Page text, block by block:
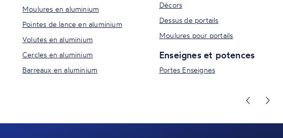
Moulures en aluminium
Pointes de lance en aluminium
Volutes en aluminium
Cercles en aluminium
Barreaux en aluminium
Décors
Dessus de portails
Moulures pour portails
Enseignes et potences
Portes Enseignes